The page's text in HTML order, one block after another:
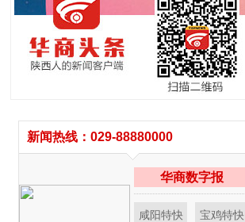
新闻热线：029-88880000
华商数字报
咸阳特快 宝鸡特快